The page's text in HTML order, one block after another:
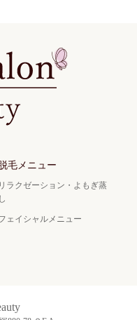
毛メニュー
リラクゼーション・よもぎ蒸
し
ェイシャルメニュー